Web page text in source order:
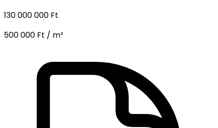
130 000 000 Ft
500 000 Ft / m²